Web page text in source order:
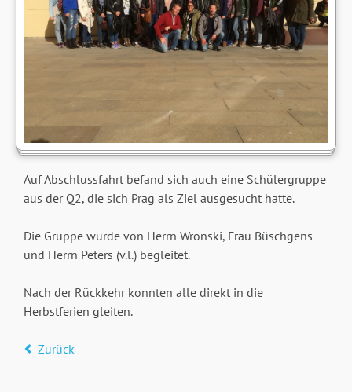
Auf Abschlussfahrt befand sich auch eine Schülergruppe
aus der Q2, die sich Prag als Ziel ausgesucht hatte.
Die Gruppe wurde von Herrn Wronski, Frau Büschgens
und Herrn Peters (v.l.) begleitet.
Nach der Rückkehr konnten alle direkt in die
Herbstferien gleiten.
Zurück